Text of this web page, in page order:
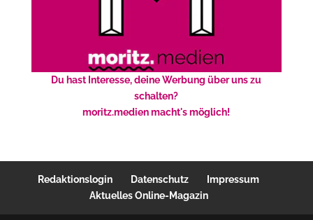
Du hast Interesse, deine Werbung über uns zu
schalten?
moritz.medien macht's möglich!
Redaktionslogin Datenschutz
Impressum
Aktuelles Online-Magazin